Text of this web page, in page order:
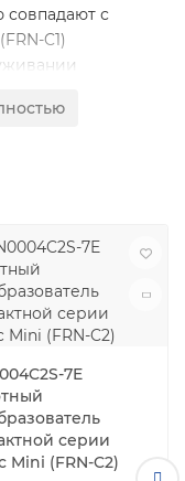
совпадают с
C1)
моментом
7E
серии
Mini (FRN-C2)